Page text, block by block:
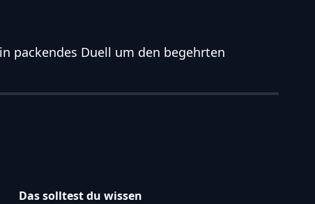
packendes Duell um den begehrten
Das solltest du wissen